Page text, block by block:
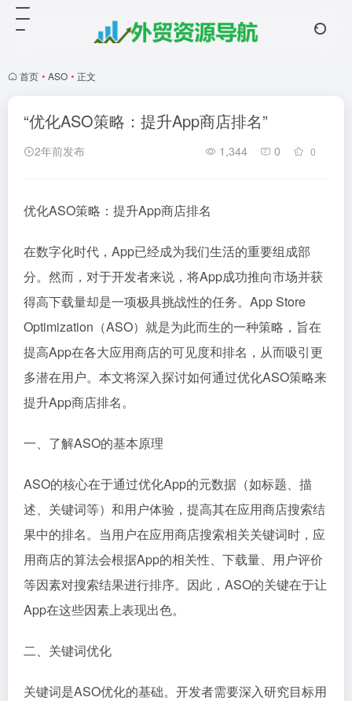
首页 • ASO • 正文
“优化ASO策略：提升App商店排名”
2年前发布 1,344 0 0
优化ASO策略：提升App商店排名
在数字化时代，App已经成为我们生活的重要组成部
分。然而，对于开发者来说，将App成功推向市场并获
得高下载量却是一项极具挑战性的任务。App Store
Optimization（ASO）就是为此而生的一种策略，旨在
提高App在各大应用商店的可见度和排名，从而吸引更
多潜在用户。本文将深入探讨如何通过优化ASO策略来
提升App商店排名。
一、了解ASO的基本原理
ASO的核心在于通过优化App的元数据（如标题、描
述、关键词等）和用户体验，提高其在应用商店搜索结
果中的排名。当用户在应用商店搜索相关关键词时，应
用商店的算法会根据App的相关性、下载量、用户评价
等因素对搜索结果进行排序。因此，ASO的关键在于让
App在这些因素上表现出色。
二、关键词优化
关键词是ASO优化的基础。开发者需要深入研究目标用